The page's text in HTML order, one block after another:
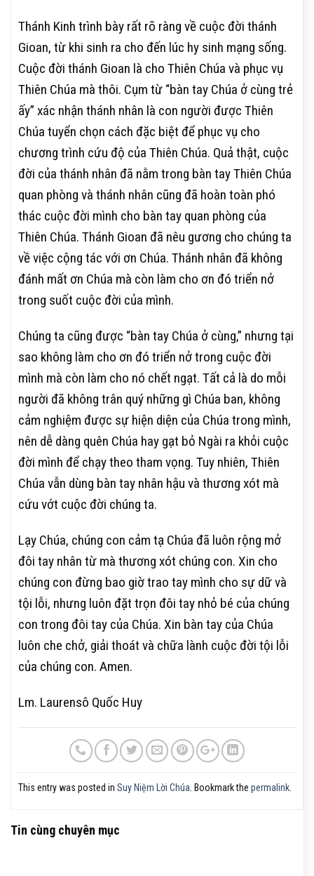
Thánh Kinh trình bày rất rõ ràng về cuộc đời thánh
Gioan, từ khi sinh ra cho đến lúc hy sinh mạng sống.
Cuộc đời thánh Gioan là cho Thiên Chúa và phục vụ
Thiên Chúa mà thôi. Cụm từ “bàn tay Chúa ở cùng trẻ
ấy” xác nhận thánh nhân là con người được Thiên
Chúa tuyển chọn cách đặc biệt để phục vụ cho
chương trình cứu độ của Thiên Chúa. Quả thật, cuộc
đời của thánh nhân đã nằm trong bàn tay Thiên Chúa
quan phòng và thánh nhân cũng đã hoàn toàn phó
thác cuộc đời mình cho bàn tay quan phòng của
Thiên Chúa. Thánh Gioan đã nêu gương cho chúng ta
về việc cộng tác với ơn Chúa. Thánh nhân đã không
đánh mất ơn Chúa mà còn làm cho ơn đó triển nở
trong suốt cuộc đời của mình.
Chúng ta cũng được “bàn tay Chúa ở cùng,” nhưng tại
sao không làm cho ơn đó triển nở trong cuộc đời
mình mà còn làm cho nó chết ngạt. Tất cả là do mỗi
người đã không trân quý những gì Chúa ban, không
cảm nghiệm được sự hiện diện của Chúa trong mình,
nên dễ dàng quên Chúa hay gạt bỏ Ngài ra khỏi cuộc
đời mình để chạy theo tham vọng. Tuy nhiên, Thiên
Chúa vẫn dùng bàn tay nhân hậu và thương xót mà
cứu vớt cuộc đời chúng ta.
Lạy Chúa, chúng con cảm tạ Chúa đã luôn rộng mở
đôi tay nhân từ mà thương xót chúng con. Xin cho
chúng con đừng bao giờ trao tay mình cho sự dữ và
tội lỗi, nhưng luôn đặt trọn đôi tay nhỏ bé của chúng
con trong đôi tay của Chúa. Xin bàn tay của Chúa
luôn che chở, giải thoát và chữa lành cuộc đời tội lỗi
của chúng con. Amen.
Lm. Laurensô Quốc Huy
This entry was posted in Suy Niệm Lời Chúa . Bookmark the permalink
Tin cùng chuyên mục